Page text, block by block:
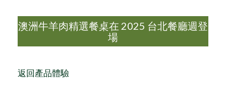
澳洲牛羊肉精選餐桌在 2025 台北餐廳週登
場
返回產品體驗